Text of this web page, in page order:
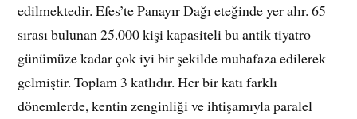
edilmektedir. Efes’te Panayır Dağı eteğinde yer alır. 65
sırası bulunan 25.000 kişi kapasiteli bu antik tiyatro
günümüze kadar çok iyi bir şekilde muhafaza edilerek
gelmiştir. Toplam 3 katlıdır. Her bir katı farklı
dönemlerde, kentin zenginliği ve ihtişamıyla paralel